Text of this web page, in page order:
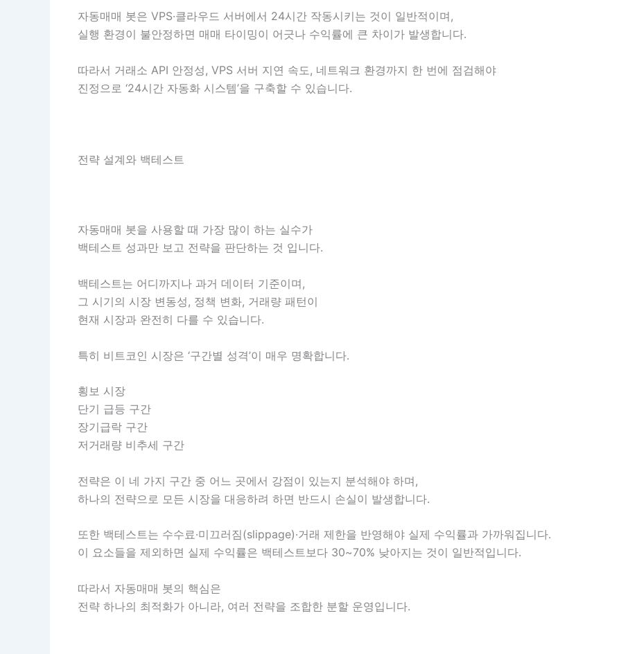
자동매매 봇은 VPS·클라우드 서버에서 24시간 작동시키는 것이 일반적이며,
실행 환경이 불안정하면 매매 타이밍이 어긋나 수익률에 큰 차이가 발생합니다.
따라서 거래소 API 안정성, VPS 서버 지연 속도, 네트워크 환경까지 한 번에 점검해야
진정으로 ‘24시간 자동화 시스템’을 구축할 수 있습니다.
전략 설계와 백테스트
자동매매 봇을 사용할 때 가장 많이 하는 실수가
백테스트 성과만 보고 전략을 판단하는 것 입니다.
백테스트는 어디까지나 과거 데이터 기준이며,
그 시기의 시장 변동성, 정책 변화, 거래량 패턴이
현재 시장과 완전히 다를 수 있습니다.
특히 비트코인 시장은 ‘구간별 성격’이 매우 명확합니다.
횡보 시장
단기 급등 구간
장기급락 구간
저거래량 비추세 구간
전략은 이 네 가지 구간 중 어느 곳에서 강점이 있는지 분석해야 하며,
하나의 전략으로 모든 시장을 대응하려 하면 반드시 손실이 발생합니다.
또한 백테스트는 수수료·미끄러짐(slippage)·거래 제한을 반영해야 실제 수익률과 가까워집니다.
이 요소들을 제외하면 실제 수익률은 백테스트보다 30~70% 낮아지는 것이 일반적입니다.
따라서 자동매매 봇의 핵심은
전략 하나의 최적화가 아니라, 여러 전략을 조합한 분할 운영입니다.